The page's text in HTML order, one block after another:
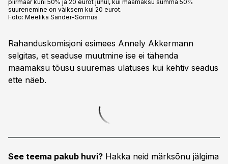
piirmäär kuni 50% ja 20 eurot juhul, kui maamaksu summa 50%
suurenemine on väiksem kui 20 eurot.
Foto: Meelika Sander-Sõrmus
Rahanduskomisjoni esimees Annely Akkermann
selgitas, et seaduse muutmine ise ei tähenda
maamaksu tõusu suuremas ulatuses kui kehtiv seadus
ette näeb.
See teema pakub huvi? Hakka neid märksõnu jälgima